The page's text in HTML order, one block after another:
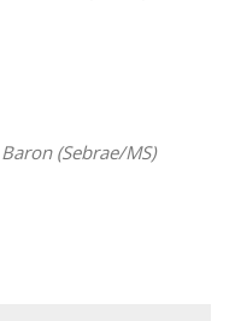
(Sebrae/MS)